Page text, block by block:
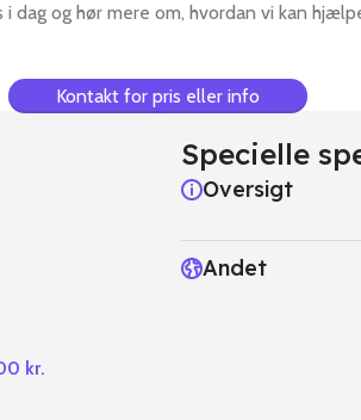
dag og hør mere om, hvordan vi kan
Kontakt for pris eller info
kr.
Specielle
Oversigt
Andet